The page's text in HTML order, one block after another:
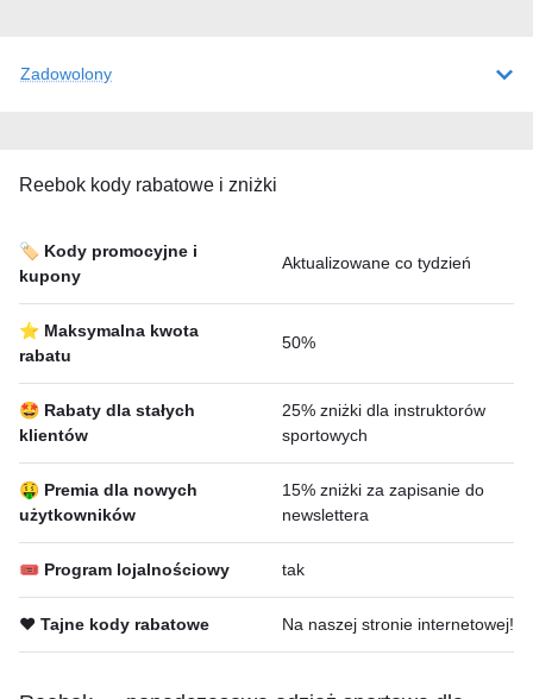
Zadowolony
Reebok kody rabatowe i zniżki
🏷️ Kody promocyjne i
kupony
Aktualizowane co tydzień
⭐ Maksymalna kwota
rabatu
50%
🤩 Rabaty dla stałych
klientów
25% zniżki dla instruktorów
sportowych
🤑 Premia dla nowych
użytkowników
15% zniżki za zapisanie do
newslettera
🎟 Program lojalnościowy tak
❤️ Tajne kody rabatowe Na naszej stronie internetowej!